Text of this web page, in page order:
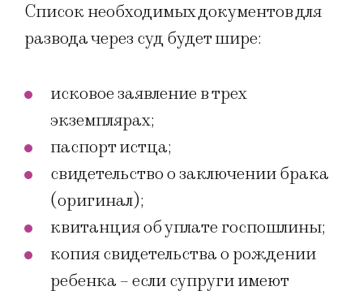
Список необходимых документов для
развода через суд будет шире:
исковое заявление в трех
экземплярах;
паспорт истца;
свидетельство о заключении брака
(оригинал);
квитанция об уплате госпошлины;
копия свидетельства о рождении
ребенка – если супруги имеют